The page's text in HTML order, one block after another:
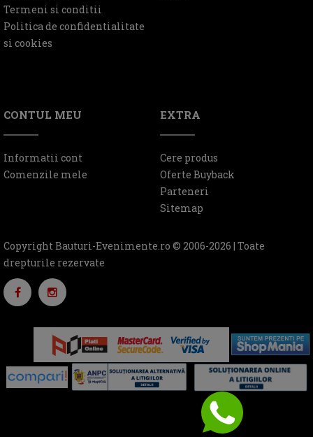
Termeni si conditii
Politica de confidentialitate
si cookies
CONTUL MEU
Informatii cont
Comenzile mele
EXTRA
Cere produs
Oferte Buyback
Parteneri
Sitemap
Copyright Bauturi-Evenimente.ro © 2006-2026 | Toate
drepturile rezervate